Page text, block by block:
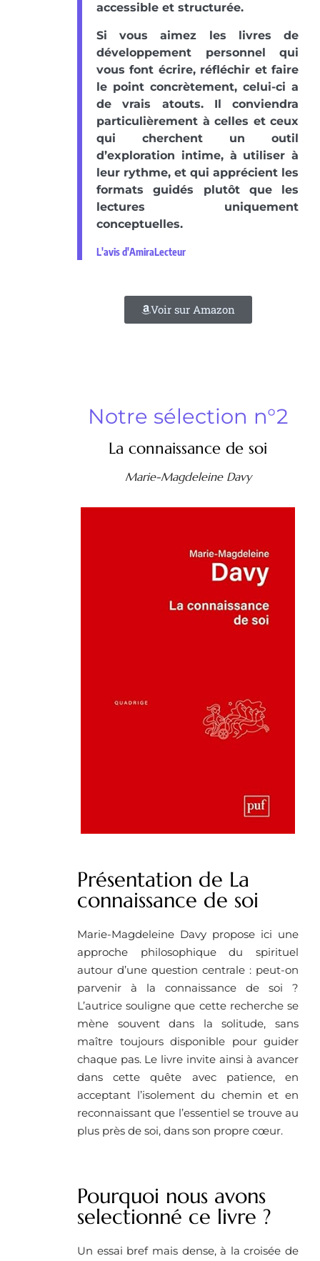
accessible et structurée.
Si vous aimez les livres de
développement personnel qui
vous font écrire, réfléchir et faire
le point concrètement, celui-ci a
de vrais atouts. Il conviendra
particulièrement à celles et ceux
qui cherchent un outil
d’exploration intime, à utiliser à
leur rythme, et qui apprécient les
formats guidés plutôt que les
lectures uniquement
conceptuelles.
L'avis d'AmiraLecteur
Voir sur Amazon
Notre sélection n°2
La connaissance de soi
Marie-Magdeleine Davy
Présentation de La
connaissance de soi
Marie-Magdeleine Davy propose ici une
approche philosophique du spirituel
autour d’une question centrale : peut-on
parvenir à la connaissance de soi ?
L’autrice souligne que cette recherche se
mène souvent dans la solitude, sans
maître toujours disponible pour guider
chaque pas. Le livre invite ainsi à avancer
dans cette quête avec patience, en
acceptant l’isolement du chemin et en
reconnaissant que l’essentiel se trouve au
plus près de soi, dans son propre cœur.
Pourquoi nous avons
selectionné ce livre ?
Un essai bref mais dense, à la croisée de